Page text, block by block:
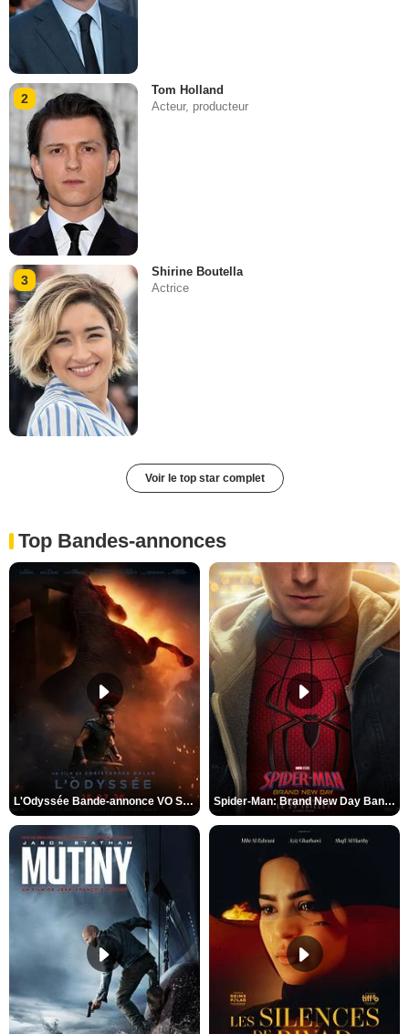
2
Tom Holland
Acteur, producteur
3
Shirine Boutella
Actrice
Voir le top star complet
Top Bandes-annonces
L'Odyssée Bande-annonce VO STFR Spider-Man: Brand New Day Bande-annonce VO STFR